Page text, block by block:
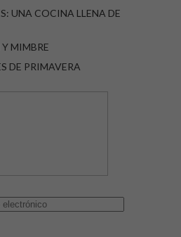
UNA COCINA LLENA DE
MIMBRE
DE PRIMAVERA